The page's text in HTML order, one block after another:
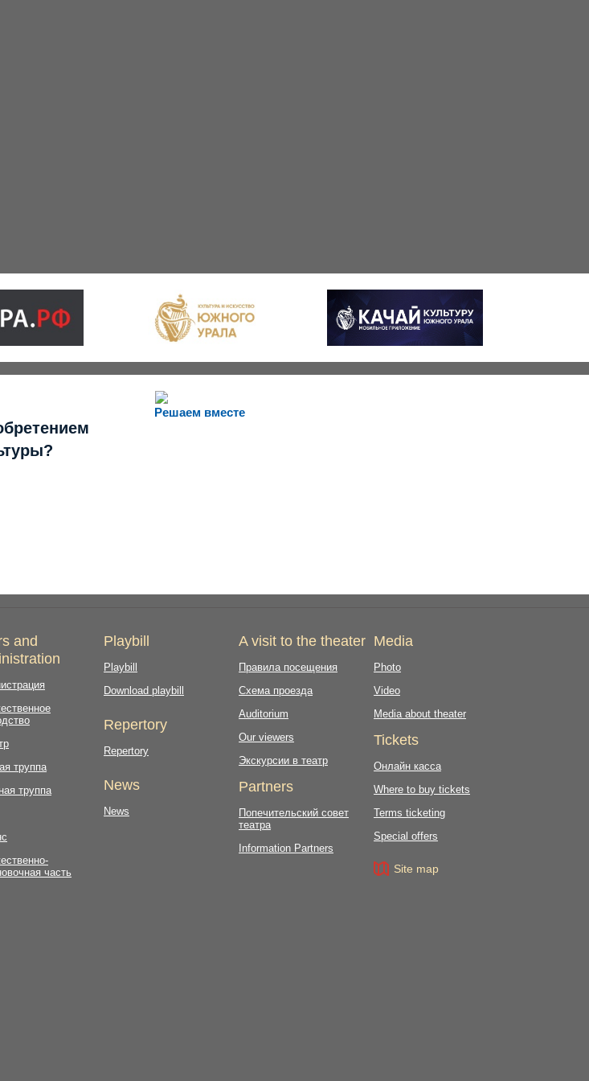
Решаем вместе
and
труппа
труппа
часть
Playbill
Playbill
Download playbill
Repertory
Repertory
News
News
A visit to the theater
Правила посещения
Схема проезда
Auditorium
Our viewers
Экскурсии в театр
Partners
Попечительский совет
театра
Information Partners
Media
Photo
Video
Media about theater
Tickets
Онлайн касса
Where to buy tickets
Terms ticketing
Special offers
Site map